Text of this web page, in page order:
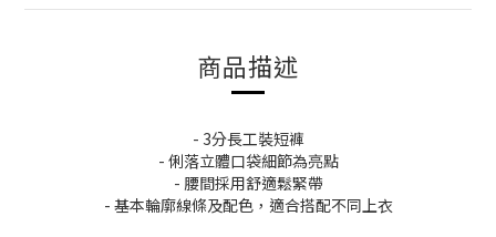
商品描述
- 3分長工裝短褲
- 俐落立體口袋細節為亮點
- 腰間採用舒適鬆緊帶
- 基本輪廓線條及配色，適合搭配不同上衣